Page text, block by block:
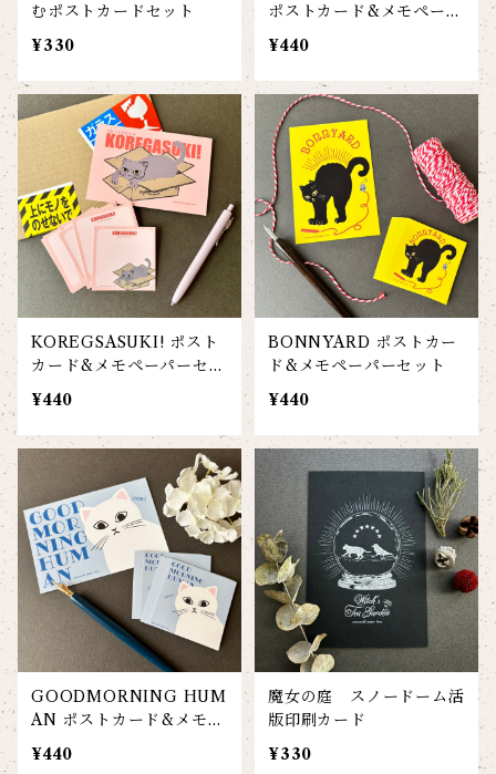
むポストカードセット
¥330
ポストカード&メモペーパ
ーセット
¥440
KOREGSASUKI! ポスト
カード&メモペーパーセッ
ト
¥440
BONNYARD ポストカー
ド&メモペーパーセット
¥440
GOODMORNING HUM
AN ポストカード&メモペ
ーパーセット
¥440
魔女の庭 スノードーム活
版印刷カード
¥330